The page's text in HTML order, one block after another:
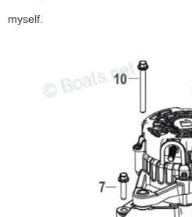
myself.